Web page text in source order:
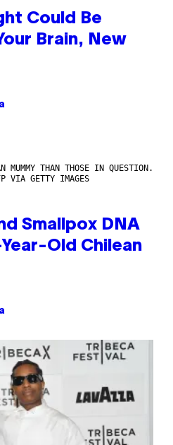
Could Be
Brain, New
MUMMY THAN THOSE IN QUESTION.
VIA GETTY IMAGES
Smallpox DNA
Old Chilean